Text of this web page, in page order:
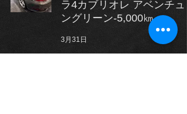
ラ4カブリオレ アベンチュ
ングリーン-5,000㎞
3月31日